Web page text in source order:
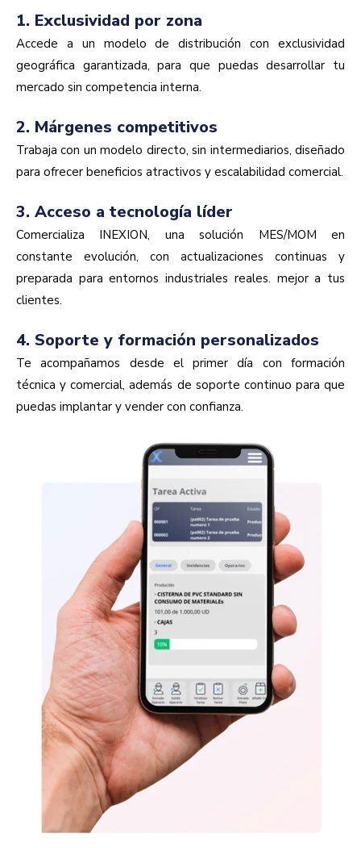
1. Exclusividad por zona
Accede a un modelo de distribución con exclusividad
geográfica garantizada, para que puedas desarrollar tu
mercado sin competencia interna.
2. Márgenes competitivos
Trabaja con un modelo directo, sin intermediarios, diseñado
para ofrecer beneficios atractivos y escalabilidad comercial.
3. Acceso a tecnología líder
Comercializa INEXION, una solución MES/MOM en
constante evolución, con actualizaciones continuas y
preparada para entornos industriales reales. mejor a tus
clientes.
4. Soporte y formación personalizados
Te acompañamos desde el primer día con formación
técnica y comercial, además de soporte continuo para que
puedas implantar y vender con confianza.